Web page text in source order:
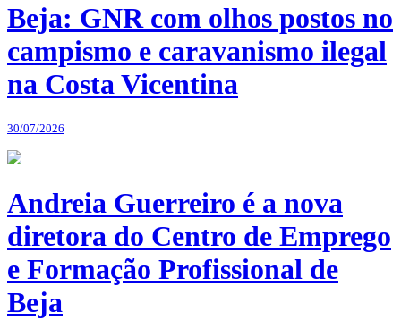
Beja: GNR com olhos postos no
campismo e caravanismo ilegal
na Costa Vicentina
30/07/2026
Andreia Guerreiro é a nova
diretora do Centro de Emprego
e Formação Profissional de
Beja